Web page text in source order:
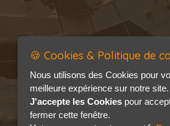
🍪 Cookies & Politique de
Nous utilisons des Cookies pour
meilleure expérience sur notre
J'accepte les Cookies pour
fermer cette fenêtre.